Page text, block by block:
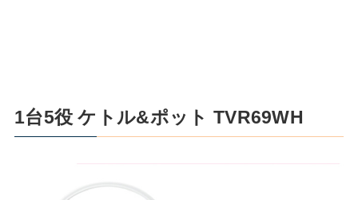
1台5役 ケトル&ポット TVR69WH